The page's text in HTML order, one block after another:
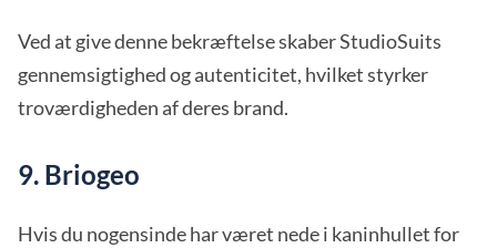
Ved at give denne bekræftelse skaber StudioSuits
gennemsigtighed og autenticitet, hvilket styrker
troværdigheden af deres brand.
9. Briogeo
Hvis du nogensinde har været nede i kaninhullet for